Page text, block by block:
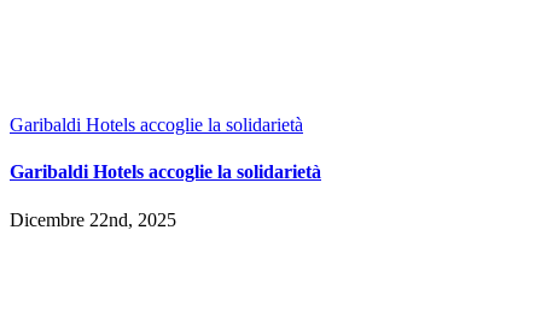
Garibaldi Hotels accoglie la solidarietà
Garibaldi Hotels accoglie la solidarietà
Dicembre 22nd, 2025